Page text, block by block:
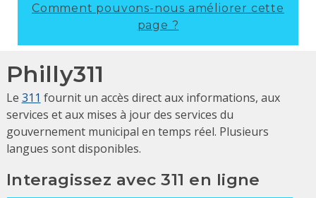
Comment pouvons-nous améliorer cette
page ?
Philly311
Le 311 fournit un accès direct aux informations, aux
services et aux mises à jour des services du
gouvernement municipal en temps réel. Plusieurs
langues sont disponibles.
Interagissez avec 311 en ligne